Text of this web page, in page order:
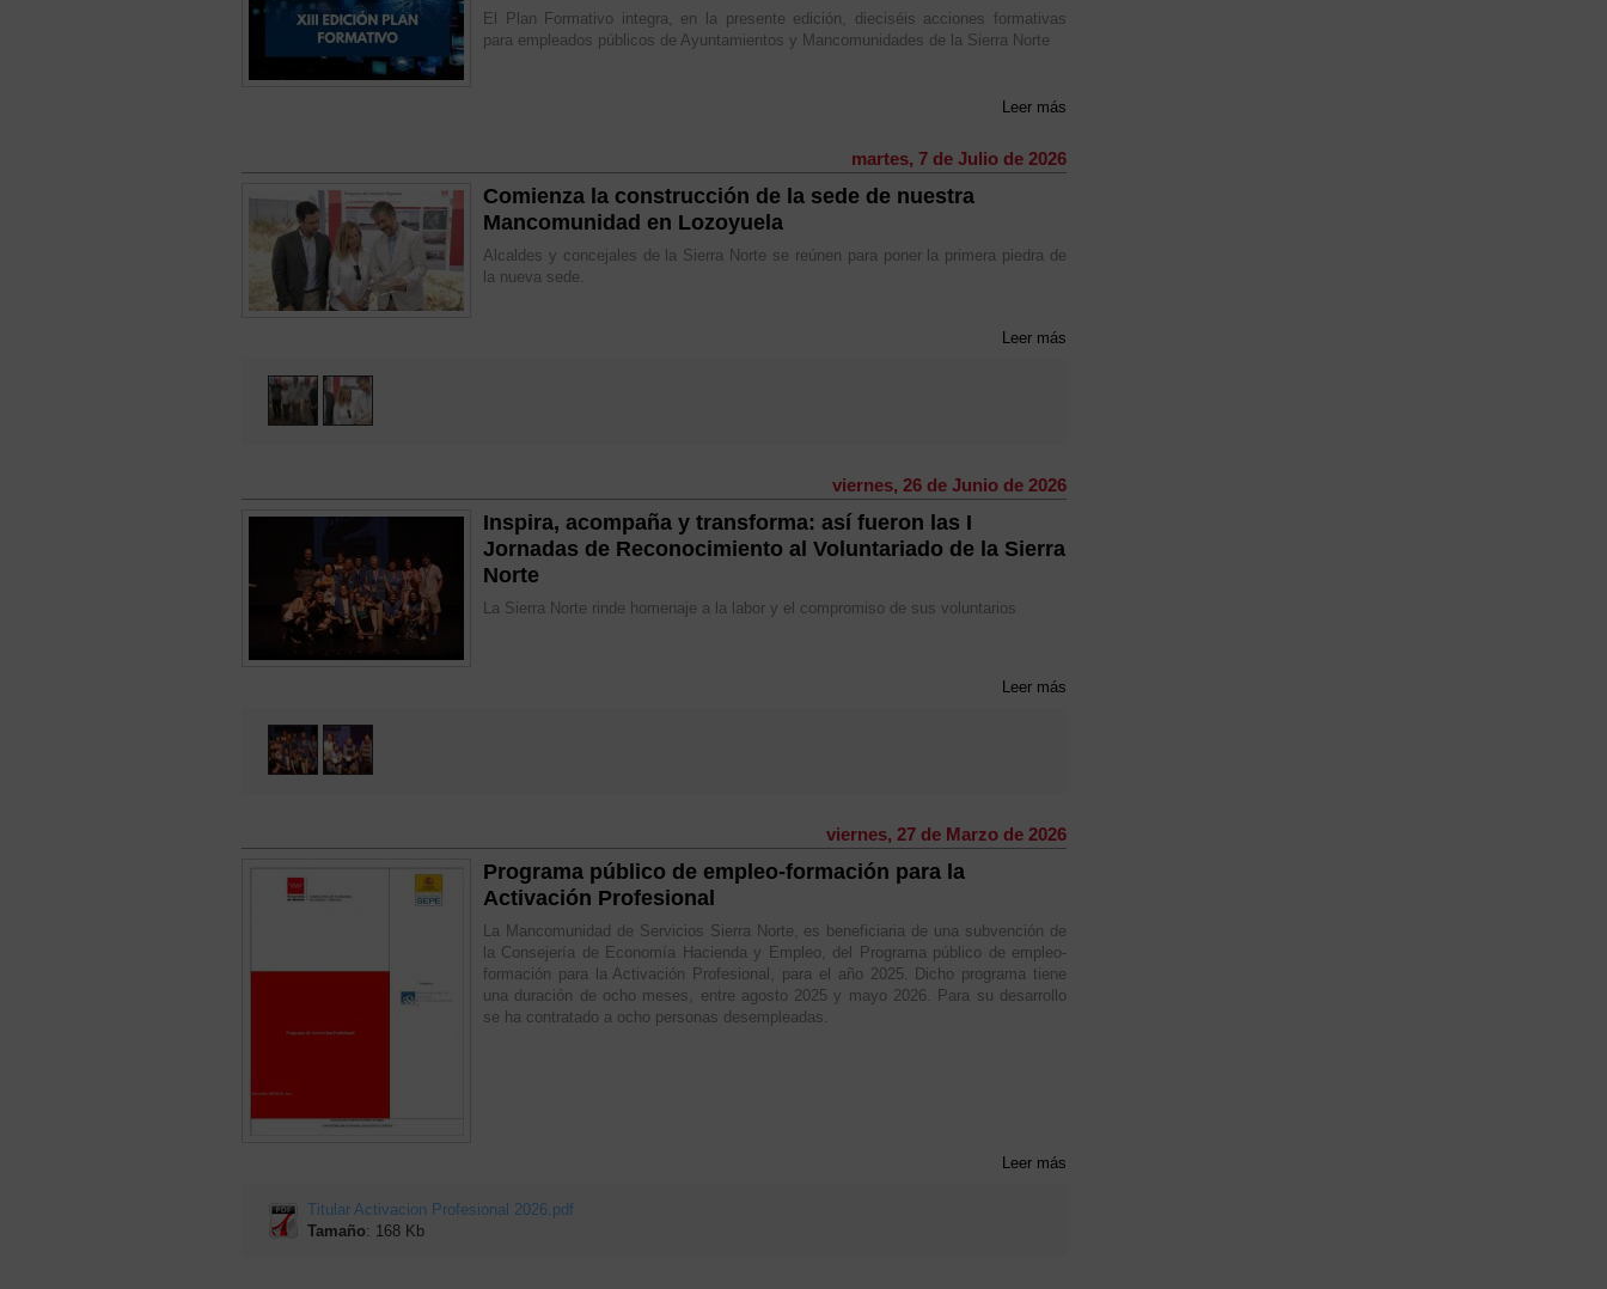
El Plan Formativo integra, en la presente edición, dieciséis acciones formativas
para empleados públicos de Ayuntamientos y Mancomunidades de la Sierra Norte
Leer más
martes, 7 de Julio de 2026
Comienza la construcción de la sede de nuestra
Mancomunidad en Lozoyuela
Alcaldes y concejales de la Sierra Norte se reúnen para poner la primera piedra de
la nueva sede.
Leer más
viernes, 26 de Junio de 2026
Inspira, acompaña y transforma: así fueron las I
Jornadas de Reconocimiento al Voluntariado de la Sierra
Norte
La Sierra Norte rinde homenaje a la labor y el compromiso de sus voluntarios
Leer más
viernes, 27 de Marzo de 2026
Programa público de empleo-formación para la
Activación Profesional
La Mancomunidad de Servicios Sierra Norte, es beneficiaria de una subvención de
la Consejería de Economía Hacienda y Empleo, del Programa público de empleo-
formación para la Activación Profesional, para el año 2025. Dicho programa tiene
una duración de ocho meses, entre agosto 2025 y mayo 2026. Para su desarrollo
se ha contratado a ocho personas desempleadas.
Leer más
Titular Activacion Profesional 2026.pdf
Tamaño: 168 Kb